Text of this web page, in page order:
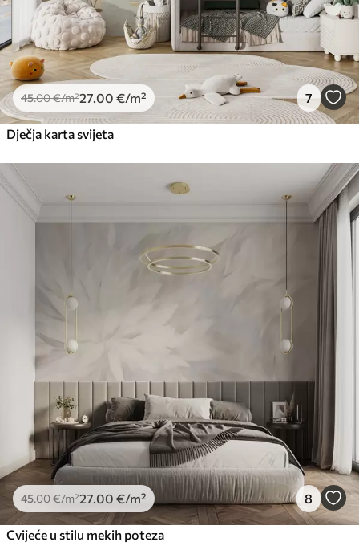
45.00€/m²27 .00 €/m² 7
Dječja karta svijeta
45.00€/m²27 .00 €/m² 8
Cvijeće u stilu mekih poteza